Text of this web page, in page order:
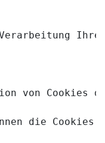
von Cookies
die Cookies